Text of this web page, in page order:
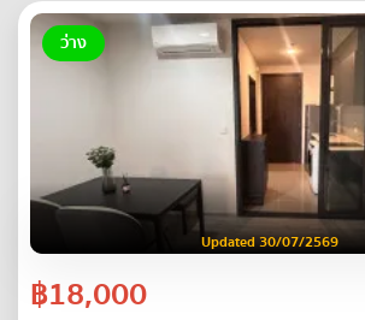
ว่าง
Updated 30/07/2569
฿18,000